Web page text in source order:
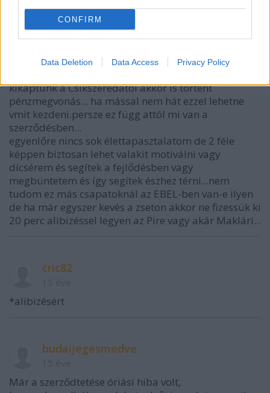
CONFIRM
Data Deletion Data Access Privacy Policy
"a játékosoknak a fejükbe kell vésni, hogy innentől
vékony jégen táncol az, akinek formája, hozzáállása
tartósan a bajnokság első 12 fordulójában
leszek....mint kiderült Sofinak jót tett hogy az elején
kikaptunk a Csíkszeredától akkor is történt
pénzmegvonás... ha mással nem hát ezzel lehetne
vmit kezdeni.persze ez függ attól mi van a
szerződésben...
egyenlőre nincs sok élettapasztalatom de 2 féle
képpen biztosan lehet valakit motiválni vagy
dícsérem és segítek a fejlődésben vagy
megbüntetem és így segítek észhez térni...nem
tudom ez más csapatoknál az EBEL-ben van-e ilyen
de ha már egyszer kevés a zseton akkor ne fizessük ki
20 perc alibizéssel legyen az Pire vagy akár Maklári...
cric82
*alibizésért
budaijegesmedve
Már a szerződtetése óriási hiba volt,